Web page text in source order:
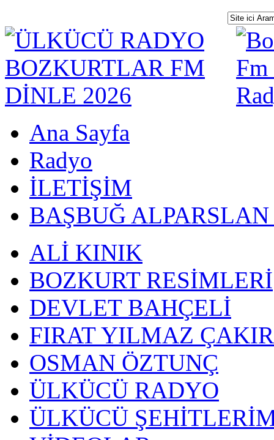
Ana Sayfa
Radyo
İLETİŞİM
BAŞBUĞ
ALİ KINIK
BOZKURT RESİMLERİ
DEVLET BAHÇELİ
FIRAT YILMAZ
OSMAN ÖZTUNÇ
ÜLKÜCÜ RADYO
ÜLKÜCÜ